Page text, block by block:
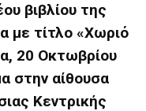
βιβλίου της
με τίτλο «Χωριό
20 Οκτωβρίου
στην αίθουσα
Κεντρικής